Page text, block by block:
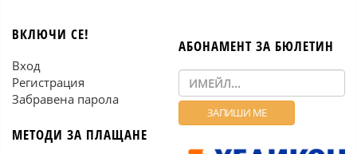
ВКЛЮЧИ СЕ!
Вход
Регистрация
Забравена парола
МЕТОДИ ЗА ПЛАЩАНЕ
АБОНАМЕНТ ЗА БЮЛЕТИН